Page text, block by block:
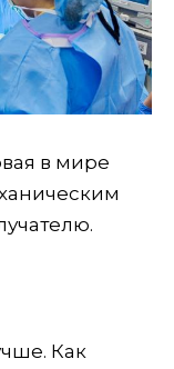
в мире
Как